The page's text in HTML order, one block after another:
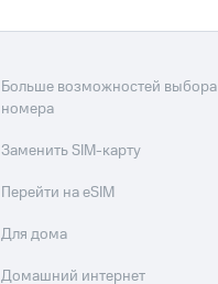
Больше возможностей выбора
номера
Заменить SIM-карту
Перейти на eSIM
Для дома
Домашний интернет